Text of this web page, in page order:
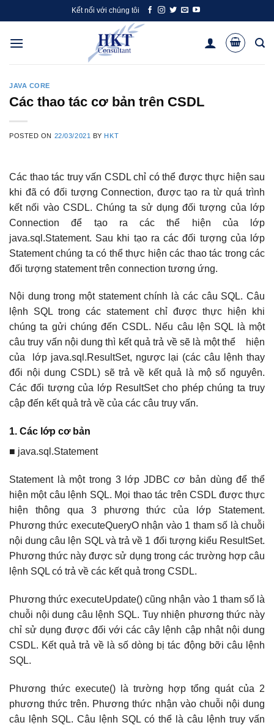
to
content
Kết nối với chúng tôi
JAVA CORE
Các thao tác cơ bản trên CSDL
POSTED ON 22/03/2021 BY HKT
Các thao tác truy vấn CSDL chỉ có thể được thực hiện sau
khi đã có đối tượng Connection, được tạo ra từ quá trình
kết nối vào CSDL. Chúng ta sử dụng đối tượng của lớp
Connection để tạo ra các thể hiện của lớp
java.sql.Statement. Sau khi tạo ra các đối tượng của lớp
Statement chúng ta có thể thực hiện các thao tác trong các
đối tượng statement trên connection tương ứng.
Nội dung trong một statement chính là các câu SQL. Câu
lệnh SQL trong các statement chỉ được thực hiện khi
chúng ta gửi chúng đến CSDL. Nếu câu lện SQL là một
câu truy vấn nội dung thì kết quả trả về sẽ là một thể hiện
của lớp java.sql.ResultSet, ngược lại (các câu lệnh thay
đổi nội dung CSDL) sẽ trả về kết quả là mộ số nguyên.
Các đối tượng của lớp ResultSet cho phép chúng ta truy
cập đến kết quả trả về của các câu truy vấn.
1. Các lớp cơ bản
■ java.sql.Statement
Statement là một trong 3 lớp JDBC cơ bản dùng để thể
hiện một câu lệnh SQL. Mọi thao tác trên CSDL được thực
hiện thông qua 3 phương thức của lớp Statement.
Phương thức executeQueryO nhận vào 1 tham số là chuỗi
nội dung câu lện SQL và trả về 1 đối tượng kiểu ResultSet.
Phương thức này được sử dụng trong các trường hợp câu
lệnh SQL có trả về các kết quả trong CSDL.
Phương thức executeUpdate() cũng nhận vào 1 tham số là
chuỗi nội dung câu lệnh SQL. Tuy nhiện phương thức này
chỉ sử dụng được đối với các cây lệnh cập nhật nội dung
CSDL. Kết quả trả về là số dòng bị tác động bỡi câu lệnh
SQL.
Phương thức execute() là trường hợp tổng quát của 2
phương thức trên. Phương thức nhận vào chuỗi nội dung
câu lệnh SQL. Câu lệnh SQL có thể là câu lệnh truy vấn